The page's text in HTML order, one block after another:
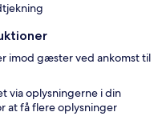
imod gæster ved ankomst til
via oplysningerne i din
at få flere oplysninger